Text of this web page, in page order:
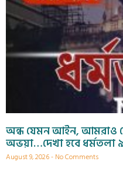
অন্ধ যেমন আইন, আমরাও
অভয়া…দেখা হবে ধর্মতলা
August 9, 2026 No Comments